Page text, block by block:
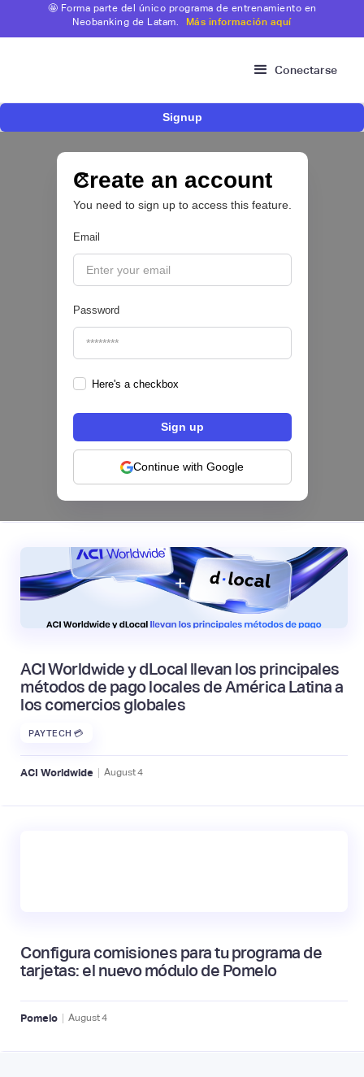
🤩 Forma parte del único programa de entrenamiento en
Neobanking de Latam.
Más información aquí
Conectarse
Signup
Create an account
You need to sign up to access this feature.
Email
Password
Here's a checkbox
Continue with Google
fraude, identidad e IA que marcarán el futuro
del sector financiero
Sofía Neira Gómez
Los bancos se están dividiendo en dos
categorías frente a la IA | Mambu
ACI Worldwide y dLocal llevan los principales
métodos de pago locales de América Latina a
los comercios globales
PAYTECH 💳
ACI Worldwide | August4
Configura comisiones para tu programa de
tarjetas: el nuevo módulo de Pomelo
Pomelo | August4